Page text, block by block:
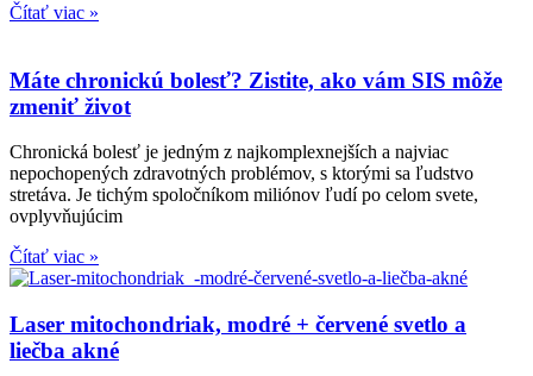
Čítať viac »
Máte chronickú bolesť? Zistite, ako vám SIS môže
zmeniť život
Chronická bolesť je jedným z najkomplexnejších a najviac
nepochopených zdravotných problémov, s ktorými sa ľudstvo
stretáva. Je tichým spoločníkom miliónov ľudí po celom svete,
ovplyvňujúcim
Čítať viac »
Laser mitochondriak, modré + červené svetlo a
liečba akné